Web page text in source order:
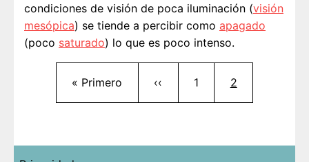
condiciones de visión de poca iluminación (visión
mesópica) se tiende a percibir como apagado
(poco saturado) lo que es poco intenso.
Paginación
Primera página
« Primero Página anterior
‹‹ Página
1 Página actual
2